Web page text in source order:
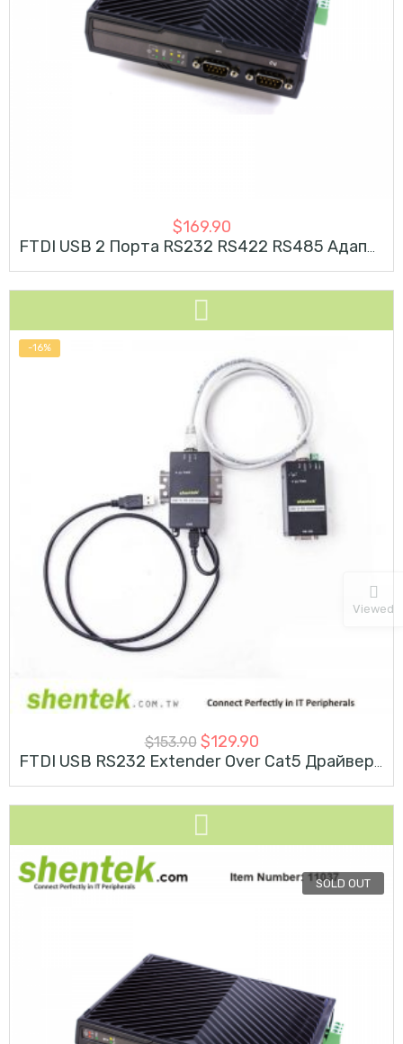
$169.90
FTDI USB 2 Порта RS232 RS422 RS485 Адаптер Конвертер
-16%
$153.90 $129.90
FTDI USB RS232 Extender Over Cat5 Драйвер Для Windows 10
SOLD OUT
Viewed